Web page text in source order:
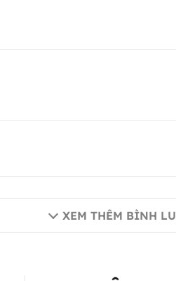
XEM THÊM BÌNH